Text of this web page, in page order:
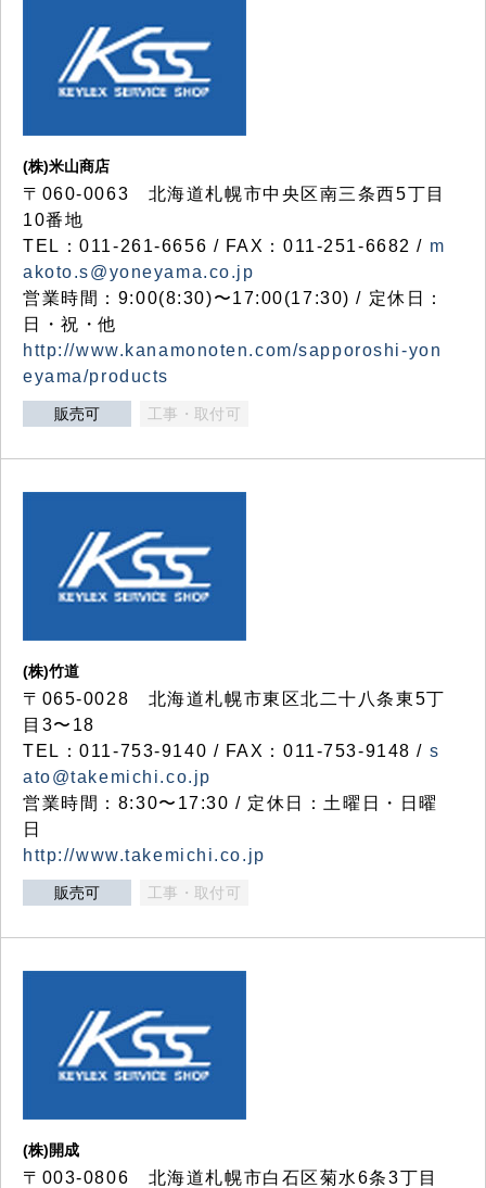
(株)米山商店
〒060-0063 北海道札幌市中央区南三条西5丁目
10番地
TEL：011-261-6656 / FAX：011-251-6682 / m
akoto.s@yoneyama.co.jp
営業時間：9:00(8:30)〜17:00(17:30) / 定休日：
日・祝・他
http://www.kanamonoten.com/sapporoshi-yon
eyama/products
販売可 工事・取付可
(株)竹道
〒065-0028 北海道札幌市東区北二十八条東5丁
目3〜18
TEL：011-753-9140 / FAX：011-753-9148 / s
ato@takemichi.co.jp
営業時間：8:30〜17:30 / 定休日：土曜日・日曜
日
http://www.takemichi.co.jp
販売可 工事・取付可
(株)開成
〒003-0806 北海道札幌市白石区菊水6条3丁目